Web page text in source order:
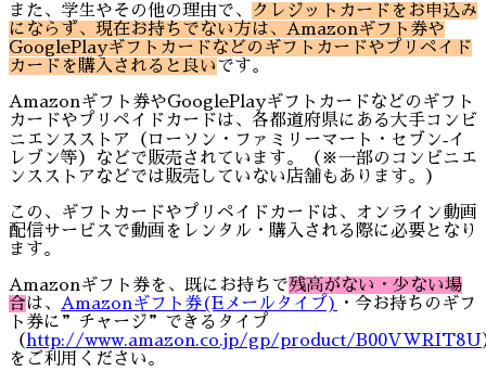
また、学生やその他の理由で、
クレジットカードをお申込み
にならず、現在お持ちでない方は、Amazonギフト券や
GooglePlayギフトカードなどのギフトカードやプリペイド
カードを購入されると良いです。
Amazonギフト券やGooglePlayギフトカードなどのギフト
カードやプリペイドカードは、各都道府県にある大手コンビ
ニエンスストア（ローソン・ファミリーマート・セブン‐イ
レブン等）などで販売されています。（※一部のコンビニエ
ンスストアなどでは販売していない店舗もあります。）
この、ギフトカードやプリペイドカードは、オンライン動画
配信サービスで動画をレンタル・購入される際に必要となり
ます。
Amazonギフト券を、既にお持ちで残高がない・少ない場
合は、 Amazonギフト券(Eメールタイプ)
・今お持ちのギフ
ト券に”チャージ”できるタイプ
（http://www.amazon.co.jp/gp/product/B00VWRIT8U
をご利用ください。